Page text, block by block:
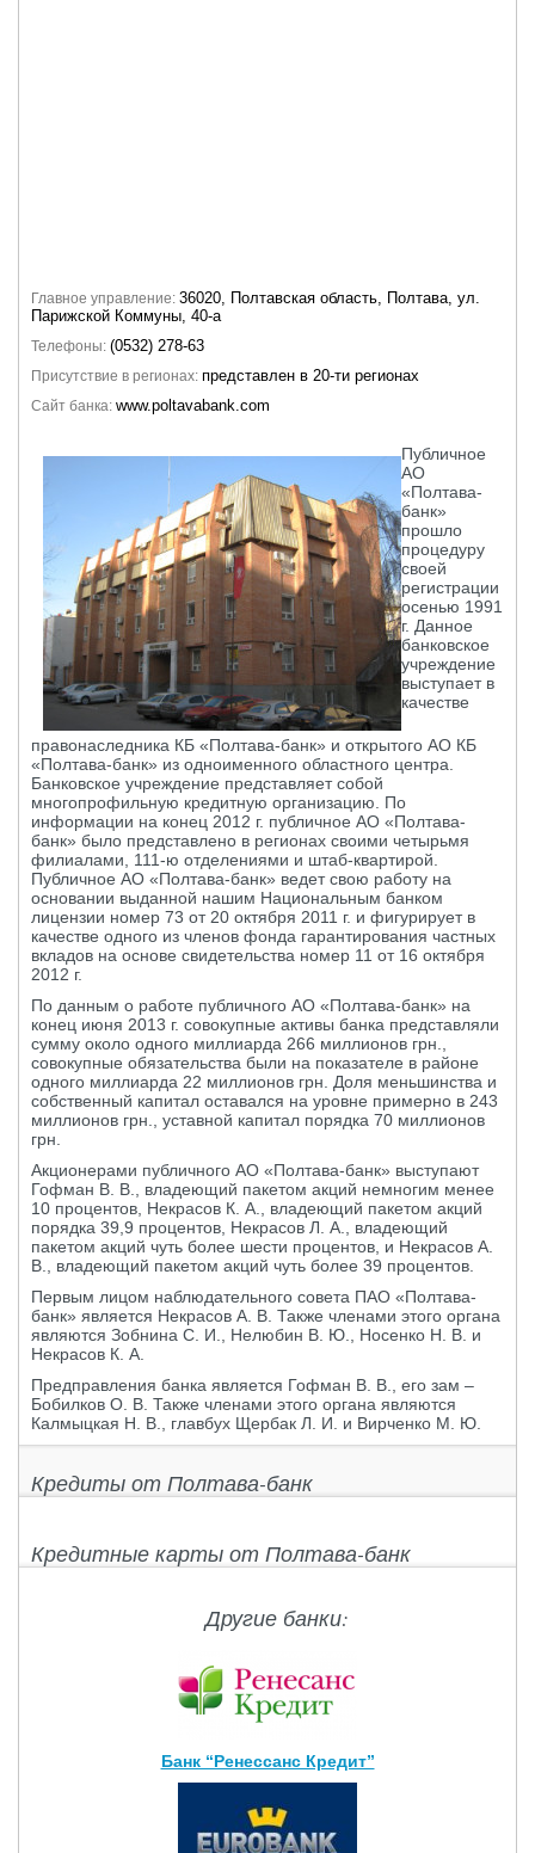
Главное управление: 36020, Полтавская область, Полтава, ул.
Парижской Коммуны, 40-а
Телефоны: (0532) 278-63
Присутствие в регионах: представлен в 20-ти регионах
Сайт банка: www.poltavabank.com
Публичное
АО
«Полтава-
банк»
прошло
процедуру
своей
регистрации
осенью 1991
г. Данное
банковское
учреждение
выступает в
качестве
правонаследника КБ «Полтава-банк» и открытого АО КБ
«Полтава-банк» из одноименного областного центра.
Банковское учреждение представляет собой
многопрофильную кредитную организацию. По
информации на конец 2012 г. публичное АО «Полтава-
банк» было представлено в регионах своими четырьмя
филиалами, 111-ю отделениями и штаб-квартирой.
Публичное АО «Полтава-банк» ведет свою работу на
основании выданной нашим Национальным банком
лицензии номер 73 от 20 октября 2011 г. и фигурирует в
качестве одного из членов фонда гарантирования частных
вкладов на основе свидетельства номер 11 от 16 октября
2012 г.
По данным о работе публичного АО «Полтава-банк» на
конец июня 2013 г. совокупные активы банка представляли
сумму около одного миллиарда 266 миллионов грн.,
совокупные обязательства были на показателе в районе
одного миллиарда 22 миллионов грн. Доля меньшинства и
собственный капитал оставался на уровне примерно в 243
миллионов грн., уставной капитал порядка 70 миллионов
грн.
Акционерами публичного АО «Полтава-банк» выступают
Гофман В. В., владеющий пакетом акций немногим менее
10 процентов, Некрасов К. А., владеющий пакетом акций
порядка 39,9 процентов, Некрасов Л. А., владеющий
пакетом акций чуть более шести процентов, и Некрасов А.
В., владеющий пакетом акций чуть более 39 процентов.
Первым лицом наблюдательного совета ПАО «Полтава-
банк» является Некрасов А. В. Также членами этого органа
являются Зобнина С. И., Нелюбин В. Ю., Носенко Н. В. и
Некрасов К. А.
Предправления банка является Гофман В. В., его зам –
Бобилков О. В. Также членами этого органа являются
Калмыцкая Н. В., главбух Щербак Л. И. и Вирченко М. Ю.
Кредиты от Полтава-банк
Кредитные карты от Полтава-банк
Другие банки:
Банк “Ренессанс Кредит”